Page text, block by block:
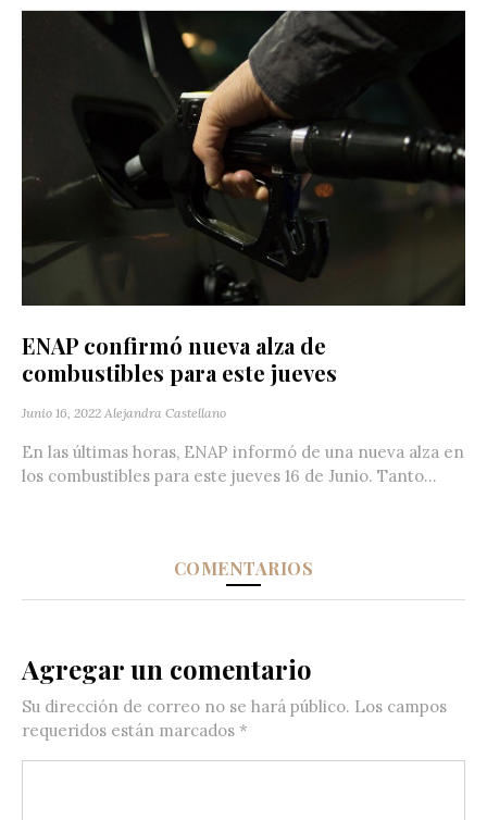
ENAP confirmó nueva alza de
combustibles para este jueves
Junio 16, 2022 Alejandra Castellano
En las últimas horas, ENAP informó de una nueva alza en
los combustibles para este jueves 16 de Junio. Tanto...
COMENTARIOS
Agregar un comentario
Su dirección de correo no se hará público. Los campos
requeridos están marcados *